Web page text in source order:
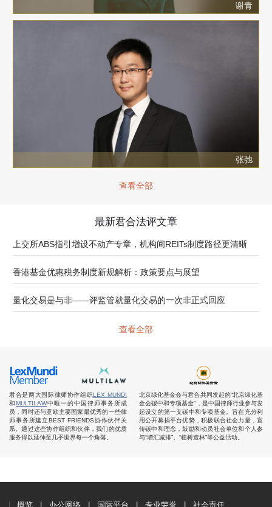
谢青
张弛
查看全部
最新君合法评文章
上交所ABS指引增设不动产专章，机构间REITs制度路径更清晰
香港基金优惠税务制度新规解析：政策要点与展望
量化交易是与非——评监管就量化交易的一次非正式回应
查看全部
君合是两大国际律师协作组织LEX MUNDI
和MULTILAW中唯一的中国律师事务所成
员，同时还与亚欧主要国家最优秀的一些律
师事务所建立BEST FRIENDS协作伙伴关
系。通过这些协作组织和伙伴，我们的优质
服务得以延伸至几乎世界每一个角落。
北京绿化基金会与君合共同发起的“北京绿化基
金会碳中和专项基金”，是中国律师行业参与发
起设立的第一支碳中和专项基金。旨在充分利
用公开募捐平台优势，积极联合社会力量，宣
传碳中和理念，鼓励和动员社会单位和个人参
与“增汇减排”、“植树造林”等公益活动。
概览 办公网络 国际平台 专业荣誉 社会责任